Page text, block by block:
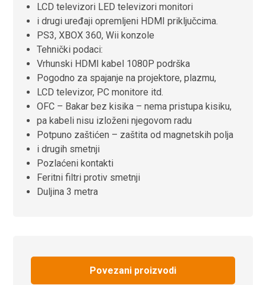
LCD televizori LED televizori monitori
i drugi uređaji opremljeni HDMI priključcima.
PS3, XBOX 360, Wii konzole
Tehnički podaci:
Vrhunski HDMI kabel 1080P podrška
Pogodno za spajanje na projektore, plazmu,
LCD televizor, PC monitore itd.
OFC – Bakar bez kisika – nema pristupa kisiku,
pa kabeli nisu izloženi njegovom radu
Potpuno zaštićen – zaštita od magnetskih polja
i drugih smetnji
Pozlaćeni kontakti
Feritni filtri protiv smetnji
Duljina 3 metra
Povezani proizvodi